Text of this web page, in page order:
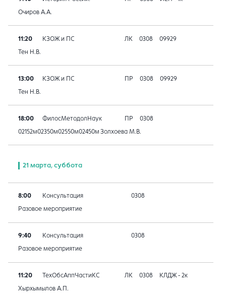
Очиров А.А.
11:20 КЗОЖ и ПС ЛК 0308 09929
Тен Н.В.
13:00 КЗОЖ и ПС ПР 0308 09929
Тен Н.В.
18:00 ФилосМетодолНаук ПР 0308
02152м02350м02550м02450м Золхоева М.В.
21 марта, суббота
8:00 Консультация 0308
Разовое мероприятие
9:40 Консультация 0308
Разовое мероприятие
11:20 ТехОбсАппЧастиКС ЛК 0308 КЛДЖ - 2к
Хырхымылов А.П.